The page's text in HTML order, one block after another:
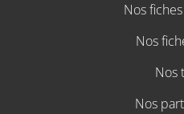
Nos
Nos
Nos
Nos